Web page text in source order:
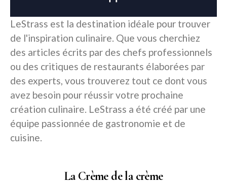
LeStrass est la destination idéale pour trouver
de l'inspiration culinaire. Que vous cherchiez
des articles écrits par des chefs professionnels
ou des critiques de restaurants élaborées par
des experts, vous trouverez tout ce dont vous
avez besoin pour réussir votre prochaine
création culinaire. LeStrass a été créé par une
équipe passionnée de gastronomie et de
cuisine.
La Crème de la crème